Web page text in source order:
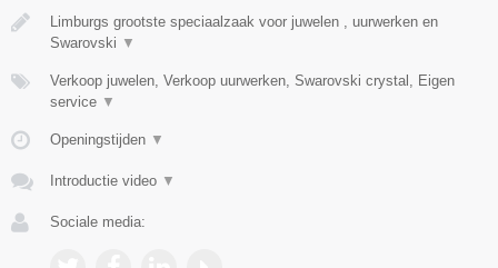
Limburgs grootste speciaalzaak voor juwelen , uurwerken en
Swarovski ▼
Verkoop juwelen, Verkoop uurwerken, Swarovski crystal, Eigen
service ▼
Openingstijden ▼
Introductie video ▼
Sociale media: